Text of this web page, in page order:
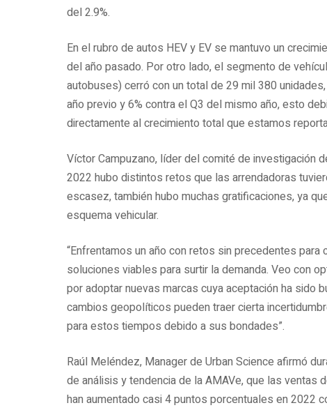
del 2.9%.
En el rubro de autos HEV y EV se mantuvo un
del año pasado. Por otro lado, el segmento de
autobuses) cerró con un total de 29 mil 380
año previo y 6% contra el Q3 del mismo año, esto
directamente al crecimiento total que estamos
Víctor Campuzano, líder del comité de investigación
2022 hubo distintos retos que las arrendadoras
escasez, también hubo muchas gratificaciones, ya
esquema vehicular.
“Enfrentamos un año con retos sin precedentes
soluciones viables para surtir la demanda. Veo con
por adoptar nuevas marcas cuya aceptación ha sido
cambios geopolíticos pueden traer cierta
para estos tiempos debido a sus bondades”.
Raúl Meléndez, Manager de Urban Science afirmó
de análisis y tendencia de la AMAVe, que las ventas
han aumentado casi 4 puntos porcentuales en 2022